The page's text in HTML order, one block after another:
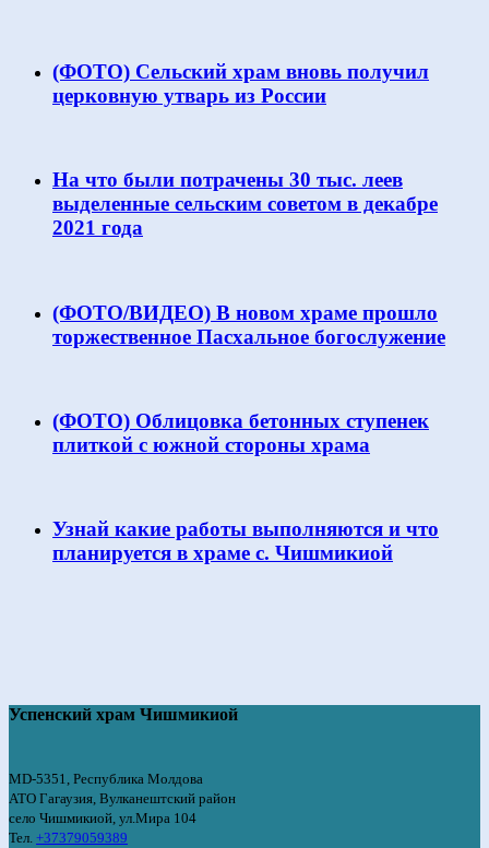
(ФОТО) Сельский храм вновь получил
церковную утварь из России
На что были потрачены 30 тыс. леев
выделенные сельским советом в декабре
2021 года
(ФОТО/ВИДЕО) В новом храме прошло
торжественное Пасхальное богослужение
(ФОТО) Облицовка бетонных ступенек
плиткой с южной стороны храма
Узнай какие работы выполняются и что
планируется в храме с. Чишмикиой
Успенский храм Чишмикиой
MD-5351, Республика Молдова
АТО Гагаузия, Вулканештский район
село Чишмикиой, ул.Мира 104
Тел. +37379059389